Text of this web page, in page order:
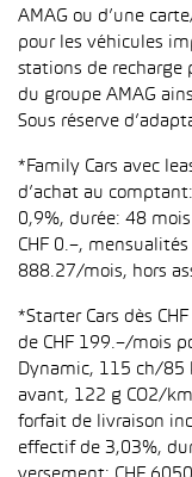
AMAG ou d’une
pour les véhicules
stations de recharge
du groupe AMAG
Sous réserve
*Family Cars avec
d’achat au
0,9%, durée: 48
CHF 0.–,
888.27/mois, hors
*Starter Cars dès
de CHF 199.–/mois
Dynamic, 115 ch/85
avant, 122 g CO2/
forfait de livraison
effectif de 3,03%,